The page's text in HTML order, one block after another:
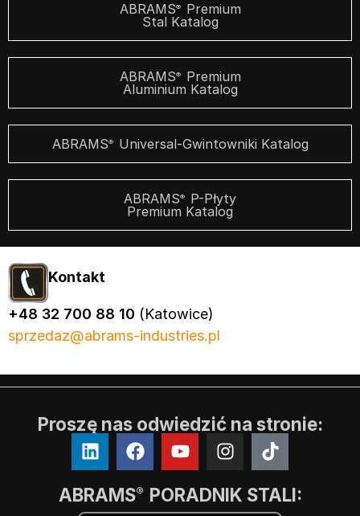
ABRAMS®
Premium
Stal Katalog
ABRAMS®
Premium
Aluminium Katalog
ABRAMS® Universal-Gwintowniki Katalog
ABRAMS®
P-Płyty
Premium Katalog
Kontakt
+48 32 700 88 10 (Katowice)
sprzedaz@abrams-industries.pl
Proszę nas odwiedzić na stronie:
ABRAMS® PORADNIK STALI: